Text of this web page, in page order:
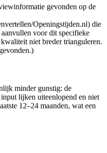
gevonden op de
Openingstijden.nl) die
voor dit specifieke
niet breder trianguleren.
minder gunstig: de
lijken uiteenlopend en niet
12–24 maanden, wat een